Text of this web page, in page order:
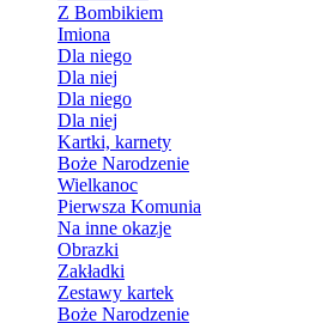
Z Bombikiem
Imiona
Dla niego
Dla niej
Dla niego
Dla niej
Kartki, karnety
Boże Narodzenie
Wielkanoc
Pierwsza Komunia
Na inne okazje
Obrazki
Zakładki
Zestawy kartek
Boże Narodzenie